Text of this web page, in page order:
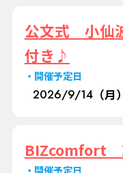
公文式 小仙
付き♪
開催予定日
2026/9/14（月）
BIZcomfort
開催予定日